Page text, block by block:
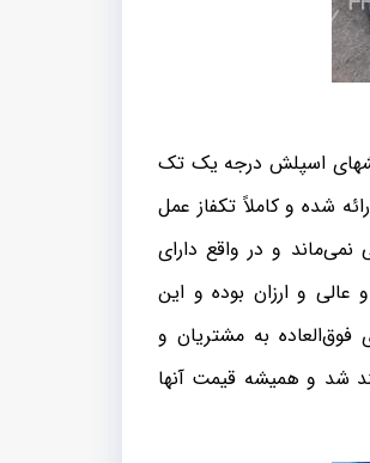
اسپلش درجه یک تک
شده و کاملاً تکفاز عمل
و در واقع دارای
و ارزان بوده و این
به مشتریان و
شد و همیشه قیمت آنها